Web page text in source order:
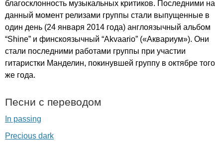
благосклонность музыкальных критиков. Последними на
данный момент релизами группы стали выпущенные в
один день (24 января 2014 года) англоязычный альбом
“Shine” и финскоязычный “Akvaario” («Аквариум»). Они
стали последними работами группы при участии
гитаристки Манделин, покинувшей группу в октябре того
же года.
Песни с переводом
In passing
Precious dark